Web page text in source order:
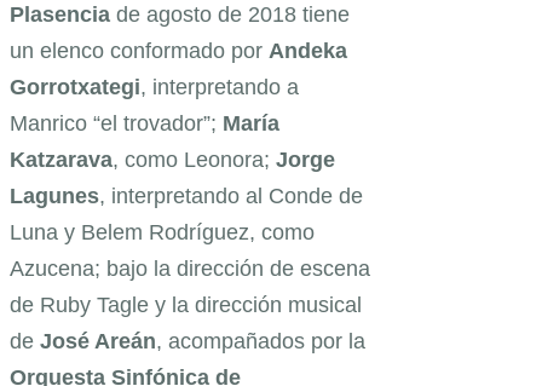
Plasencia de agosto de 2018 tiene
un elenco conformado por Andeka
Gorrotxategi, interpretando a
Manrico “el trovador”; María
Katzarava, como Leonora; Jorge
Lagunes, interpretando al Conde de
Luna y Belem Rodríguez, como
Azucena; bajo la dirección de escena
de Ruby Tagle y la dirección musical
de José Areán, acompañados por la
Orquesta Sinfónica de